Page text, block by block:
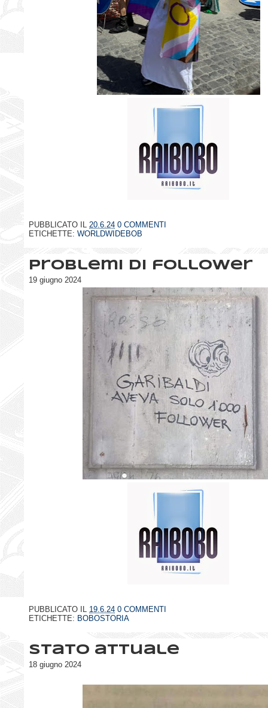
PUBBLICATO IL 20.6.24 0 COMMENTI
ETICHETTE: WORLDWIDEBOB
Problemi di follower
19 giugno 2024
PUBBLICATO IL 19.6.24 0 COMMENTI
ETICHETTE: BOBOSTORIA
Stato attuale
18 giugno 2024